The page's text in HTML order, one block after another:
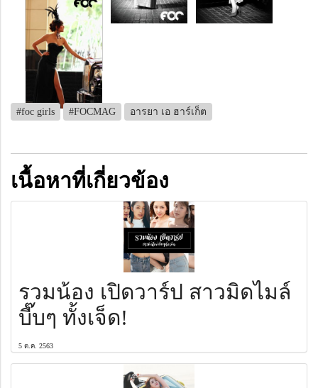
#foc girls #FOCMAG อารยา เอ ฮาร์เก็ต
เนื้อหาที่เกี่ยวข้อง
รวมน้อง เปิดวาร์ป สาวมิดไมล์
บี๊บๆ ทั้งเจ็ด!
5 ต.ค. 2563